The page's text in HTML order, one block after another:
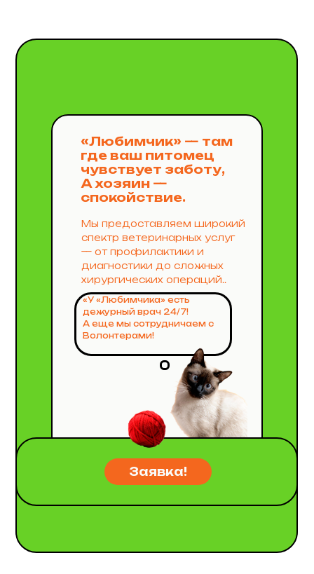
«Любимчик» — там
где ваш питомец
чувствует заботу,
А хозяин —
спокойствие.
Мы предоставляем широкий
спектр ветеринарных услуг
— от профилактики и
диагностики до сложных
хирургических операций..
«У «Любимчика» есть
дежурный врач 24/7!
А еще мы сотрудничаем с
Волонтерами!
Заявка!